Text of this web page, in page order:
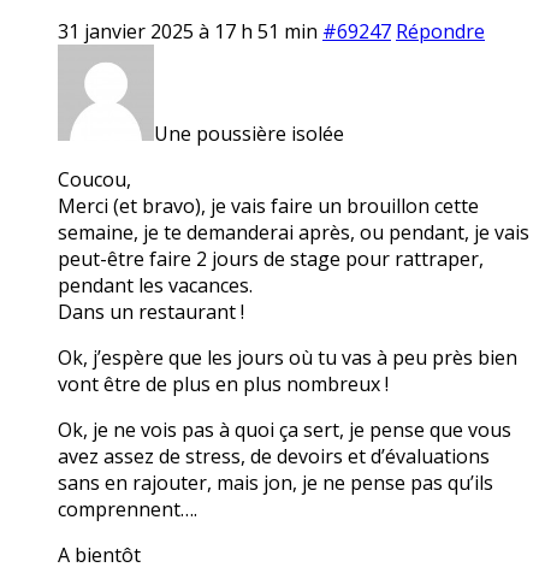
31 janvier 2025 à 17 h 51 min #69247 Répondre
Une poussière isolée
Coucou,
Merci (et bravo), je vais faire un brouillon cette
semaine, je te demanderai après, ou pendant, je vais
peut-être faire 2 jours de stage pour rattraper,
pendant les vacances.
Dans un restaurant !
Ok, j’espère que les jours où tu vas à peu près bien
vont être de plus en plus nombreux !
Ok, je ne vois pas à quoi ça sert, je pense que vous
avez assez de stress, de devoirs et d’évaluations
sans en rajouter, mais jon, je ne pense pas qu’ils
comprennent….
A bientôt